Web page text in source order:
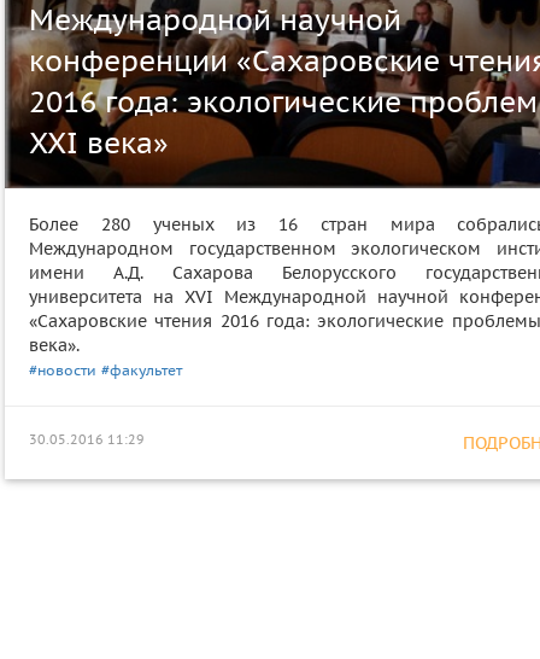
Международной научной
конференции «Сахаровские
2016 года: экологические
XXI века»
Более 280 ученых из 16 стран мира
Международном государственном экологическом
имени А.Д. Сахарова Белорусского
университета на XVI Международной научной
«Сахаровские чтения 2016 года: экологические
века».
#новости #факультет
30.05.2016 11:29